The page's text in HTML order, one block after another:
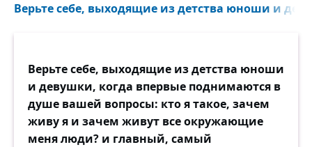
Верьте себе, выходящие из детства юноши и
Верьте себе, выходящие из детства юноши
и девушки, когда впервые поднимаются в
душе вашей вопросы: кто я такое, зачем
живу я и зачем живут все окружающие
меня люди? и главный, самый